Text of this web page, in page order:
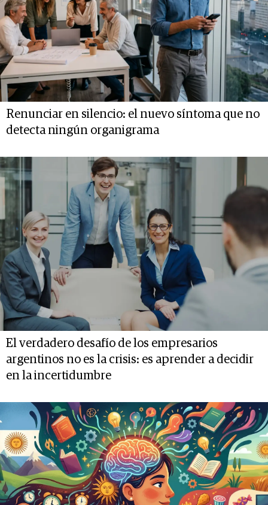
Renunciar en silencio: el nuevo síntoma que no
detecta ningún organigrama
El verdadero desafío de los empresarios
argentinos no es la crisis: es aprender a decidir
en la incertidumbre